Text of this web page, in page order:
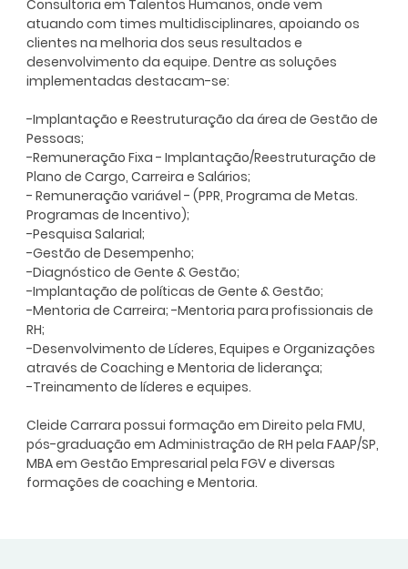
Consultoria em Talentos Humanos, onde vem
atuando com times multidisciplinares, apoiando os
clientes na melhoria dos seus resultados e
desenvolvimento da equipe. Dentre as soluções
implementadas destacam-se:
-Implantação e Reestruturação da área de Gestão de
Pessoas;
-Remuneração Fixa - Implantação/Reestruturação de
Plano de Cargo, Carreira e Salários;
- Remuneração variável - (PPR, Programa de Metas.
Programas de Incentivo);
-Pesquisa Salarial;
-Gestão de Desempenho;
-Diagnóstico de Gente & Gestão;
-Implantação de políticas de Gente & Gestão;
-Mentoria de Carreira; -Mentoria para profissionais de
RH;
-Desenvolvimento de Líderes, Equipes e Organizações
através de Coaching e Mentoria de liderança;
-Treinamento de líderes e equipes.
Cleide Carrara possui formação em Direito pela FMU,
pós-graduação em Administração de RH pela FAAP/SP,
MBA em Gestão Empresarial pela FGV e diversas
formações de coaching e Mentoria.